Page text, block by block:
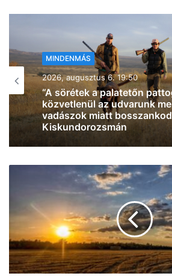
MINDENMÁS
2026, augusztus 6. 19:08
Verekedés tört ki
központjában: az egyik
megütötte, majd a
a másikat